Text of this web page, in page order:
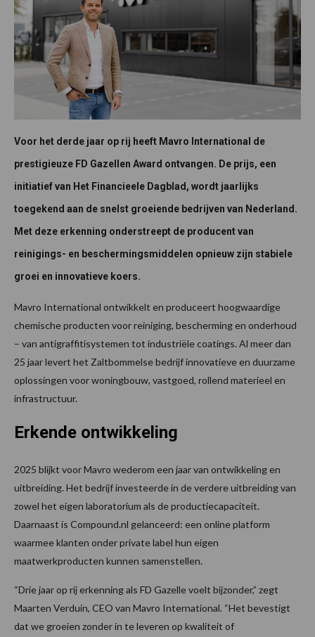
Voor het derde jaar op rij heeft Mavro International de
prestigieuze FD Gazellen Award ontvangen. De prijs, een
initiatief van Het Financieele Dagblad, wordt jaarlijks
toegekend aan de snelst groeiende bedrijven van Nederland.
Met deze erkenning onderstreept de producent van
reinigings- en beschermingsmiddelen opnieuw zijn stabiele
groei en innovatieve koers.
Mavro International ontwikkelt en produceert hoogwaardige
chemische producten voor reiniging, bescherming en onderhoud
– van antigraffitisystemen tot industriële coatings. Al meer dan
25 jaar levert het Zaltbommelse bedrijf innovatieve en duurzame
oplossingen voor woningbouw, vastgoed, rollend materieel en
infrastructuur.
Erkende ontwikkeling
2025 blijkt voor Mavro wederom een jaar van ontwikkeling en
uitbreiding. Het bedrijf investeerde in de verdere uitbreiding van
zowel het eigen laboratorium als de productiecapaciteit.
Daarnaast is Compound.nl gelanceerd: een online platform
waarmee klanten onder private label hun eigen
maatwerkproducten kunnen samenstellen.
“Drie jaar op rij erkenning als FD Gazelle voelt bijzonder,” zegt
Maarten Verduin, CEO van Mavro International. “Het bevestigt
dat we groeien zonder in te leveren op kwaliteit of